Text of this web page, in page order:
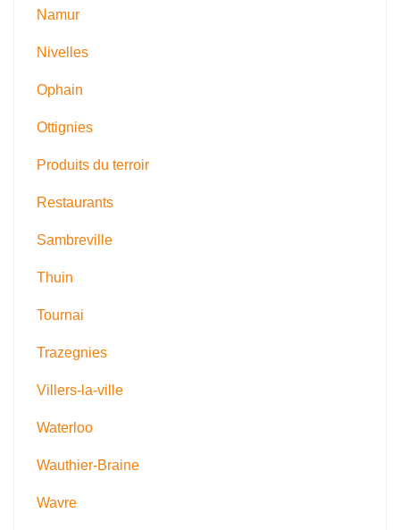
Namur
Nivelles
Ophain
Ottignies
Produits du terroir
Restaurants
Sambreville
Thuin
Tournai
Trazegnies
Villers-la-ville
Waterloo
Wauthier-Braine
Wavre